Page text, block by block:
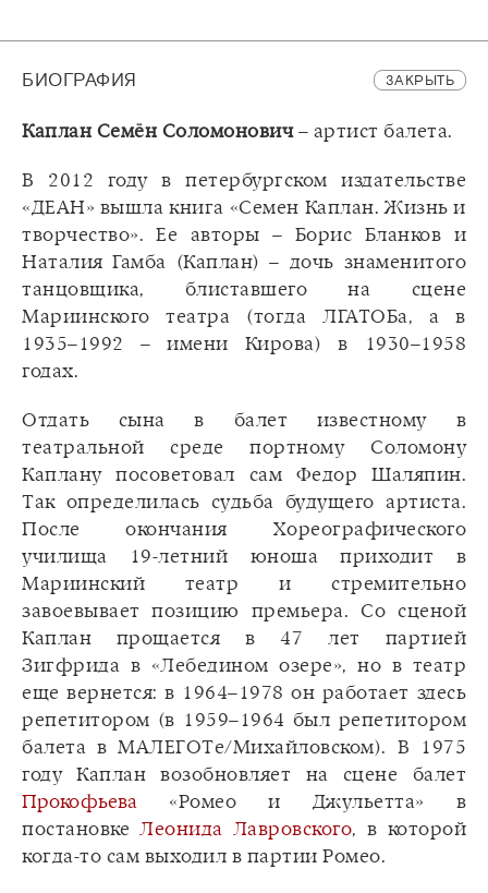
БИОГРАФИЯ ЗАКРЫТЬ
Каплан Семён Соломонович– артист балета.
В 2012 году в петербургском издательстве
«ДЕАН» вышла книга «Семен Каплан. Жизнь и
творчество». Ее авторы – Борис Бланков и
Наталия Гамба (Каплан) – дочь знаменитого
танцовщика, блиставшего на сцене
Мариинского театра (тогда ЛГАТОБа, а в
1935–1992 – имени Кирова) в 1930–1958
годах.
Отдать сына в балет известному в
театральной среде портному Соломону
Каплану посоветовал сам Федор Шаляпин.
Так определилась судьба будущего артиста.
После окончания Хореографического
училища 19-летний юноша приходит в
Мариинский театр и стремительно
завоевывает позицию премьера. Со сценой
Каплан прощается в 47 лет партией
Зигфрида в «Лебедином озере», но в театр
еще вернется: в 1964–1978 он работает здесь
репетитором (в 1959–1964 был репетитором
балета в МАЛЕГОТе/Михайловском). В 1975
году Каплан возобновляет на сцене балет
Прокофьева «Ромео и Джульетта» в
постановкеЛеонида Лавровского, в которой
когда-то сам выходил в партии Ромео.